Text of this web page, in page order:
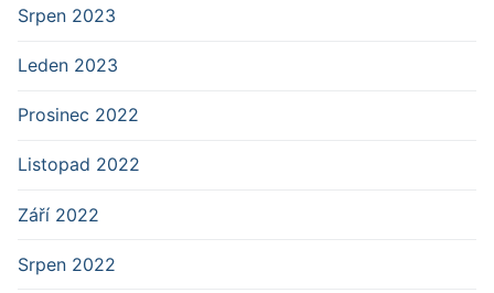
Srpen 2023
Leden 2023
Prosinec 2022
Listopad 2022
Září 2022
Srpen 2022